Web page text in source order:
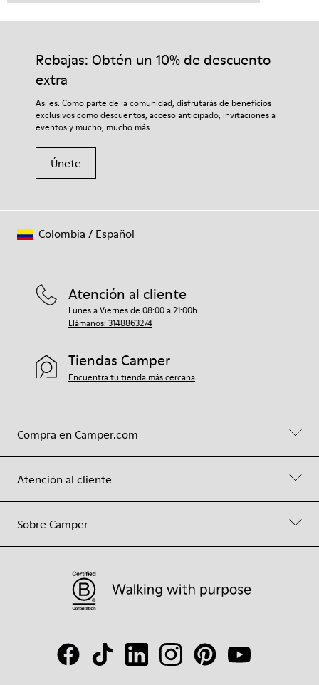
Rebajas: Obtén un 10% de descuento
extra
Así es. Como parte de la comunidad, disfrutarás de beneficios
exclusivos como descuentos, acceso anticipado, invitaciones a
eventos y mucho, mucho más.
Únete
Compra en Camper.com
Atención al cliente
Sobre Camper
Atención al cliente
Lunes a Viernes de 08:00 a 21:00h
Llámanos: 3148863274
Tiendas Camper
Encuentra tu tienda más cercana
Colombia / Español